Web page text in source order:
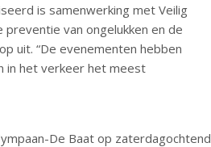
is samenwerking met Veilig
preventie van ongelukken en de
uit. “De evenementen hebben
in het verkeer het meest
De Baat op zaterdagochtend